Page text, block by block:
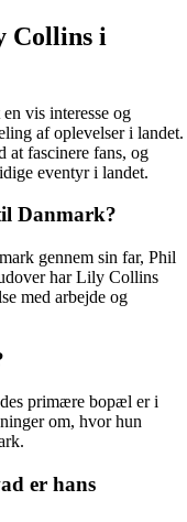
Collins i
vis interesse og
af oplevelser i landet.
at fascinere fans, og
eventyr i landet.
Danmark?
gennem sin far, Phil
har Lily Collins
med arbejde og
primære bopæl er i
om, hvor hun
er hans